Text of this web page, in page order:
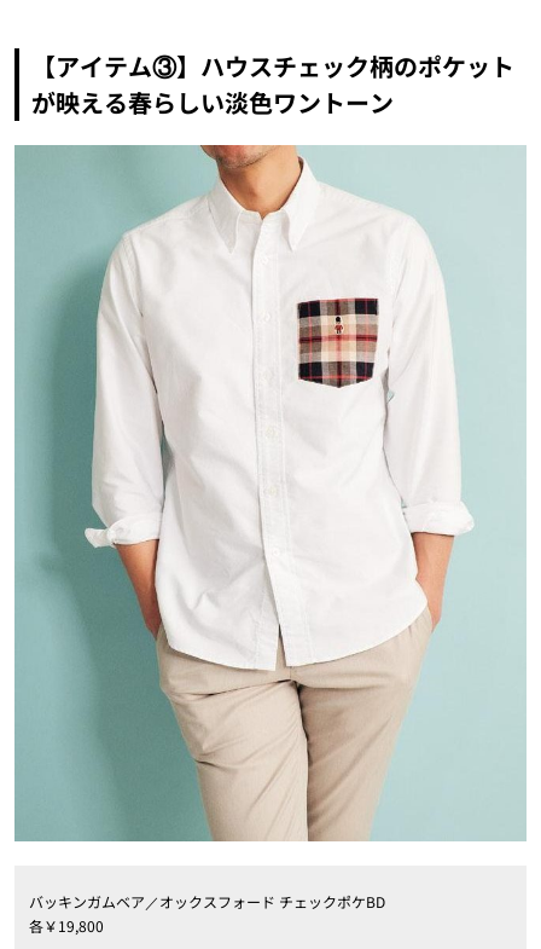
【アイテム③】ハウスチェック柄のポケット
が映える春らしい淡色ワントーン
バッキンガムベア／オックスフォード チェックポケBD
各￥19,800